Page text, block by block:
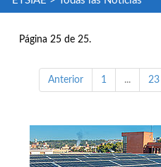
Página 25 de 25.
Anterior 1 ... 23